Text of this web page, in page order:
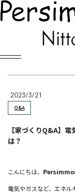
2023/3/21
Q&A
【家づくりQ&A】
は？
こんにちは、
電気やガスなど、エネル